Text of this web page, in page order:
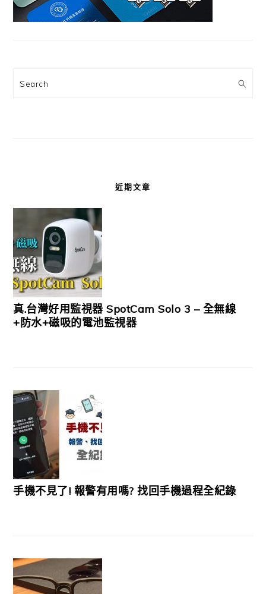
Search
近期文章
真.台灣好用監視器 SpotCam Solo 3 – 全無線
+防水+磁吸的電池監視器
手機不見了! 報警有用嗎? 找回手機過程全紀錄